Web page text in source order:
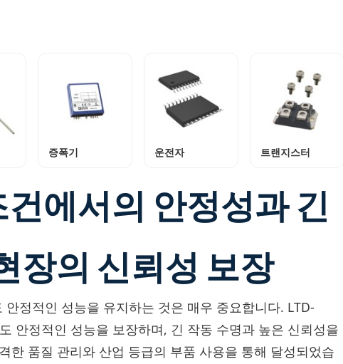
증폭기 운전자 트랜지스터
에서의 안정성과 긴
장의 신뢰성 보장
정적인 성능을 유지하는 것은 매우 중요합니다. LTD-
안정적인 성능을 보장하며, 긴 작동 수명과 높은 신뢰성을
한 품질 관리와 산업 등급의 부품 사용을 통해 달성되었습